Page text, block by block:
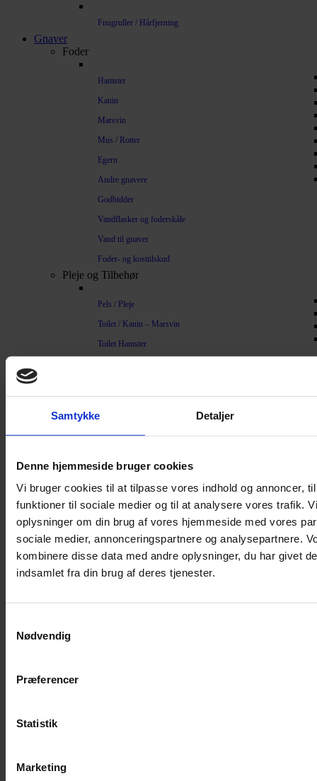
Samtykke Detaljer
Denne hjemmeside bruger cookies
Vi bruger cookies til at tilpasse vores indhold og annoncer,
funktioner til sociale medier og til at analysere vores trafik.
oplysninger om din brug af vores hjemmeside med vores
sociale medier, annonceringspartnere og analysepartnere.
kombinere disse data med andre oplysninger, du har givet
indsamlet fra din brug af deres tjenester.
Nødvendig
Præferencer
Statistik
Marketing
Fnugruller / Hårfjerning
Gnaver
Foder
Hamster
Kanin
Marsvin
Mus / Rotter
Egern
Andre gnavere
Godbidder
Vandflasker og foderskåle
Vand til gnaver
Foder- og kosttilskud
Pleje og Tilbehør
Pels / Pleje
Toilet / Kanin – Marsvin
Toilet Hamster
Bure
Kaninbur
Rottebur
Marsvinebur
Løbegård
Overdækning løbegård
Indretning til bure